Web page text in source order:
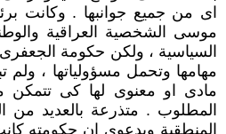
اى من جميع جوانبها . وكانت
موسى الشخصية العراقية
السياسية ، ولكن حكومة
مهامها وتحمل مسؤولياتها ، ولم
مادى او معنوى لها كى تتمكن
المطلوب . متذرعة بالعديد من
المنطقية وبدعوى ان حكومته